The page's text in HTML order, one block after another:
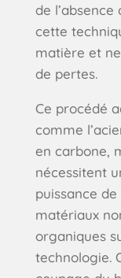
de
cette
matière et
de pertes.
Ce procédé
comme
en carbone,
nécessitent
puissance de
matériaux
organiques
technologie.